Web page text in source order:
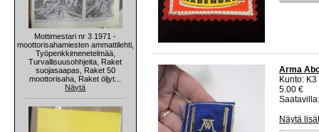
Mottimestari nr 3 1971 -
moottorisahamiesten ammattilehti,
Työpenkkimenetelmää,
Turvallisuusohhjeita, Raket
suojasaapas, Raket 50
moottorisaha, Raket öljyt...
Näytä
Arma
Kunto:
5.00 €
Näytä